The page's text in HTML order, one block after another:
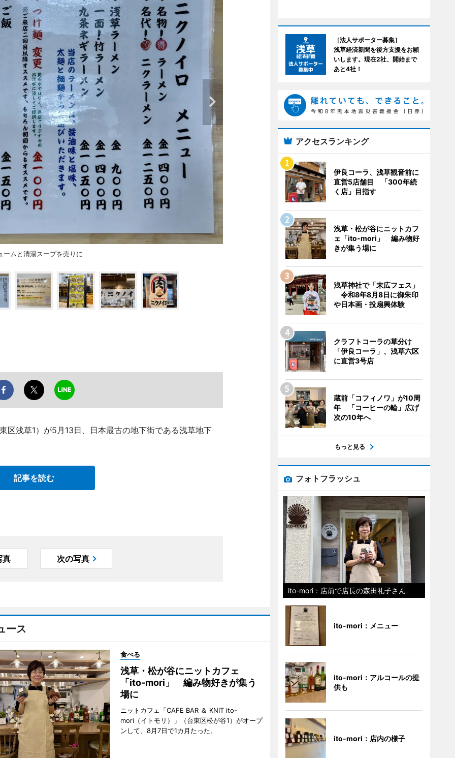
ムと清湯スープを売りに
区浅草1）が5月13日、日本最古の地下街である浅草地下
記事を読む
真 次の写真
ース
食べる
浅草・松が谷にニットカフェ
「ito-mori」 編み物好きが集う
場に
ニットカフェ「CAFE BAR ＆ KNIT ito-
mori（イトモリ）」（台東区松が谷1）がオープ
ンして、8月7日で1カ月たった。
［法人サポーター募集］
浅草経済新聞を後方支援をお願
いします。現在2社、開始まで
あと4社！
アクセスランキング
伊良コーラ、浅草観音前に
直営5店舗目 「300年続
く店」目指す
浅草・松が谷にニットカフ
ェ「ito-mori」 編み物好
きが集う場に
浅草神社で「末広フェス」
令和8年8月8日に御朱印
や日本画・投扇興体験
クラフトコーラの草分け
「伊良コーラ」、浅草六区
に直営3号店
蔵前「コフィノワ」が10周
年 「コーヒーの輪」広げ
次の10年へ
もっと見る
フォトフラッシュ
ito-mori：店前で店長の森田礼子さん
ito-mori：メニュー
ito-mori：アルコールの提
供も
ito-mori：店内の様子